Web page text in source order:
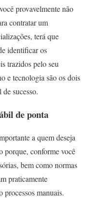
provavelmente não
contratar um
terá que
identificar os
trazidos pelo seu
e tecnologia são os dois
sucesso.
de ponta
a quem deseja
porque, conforme você
bem como normas
praticamente
manuais.